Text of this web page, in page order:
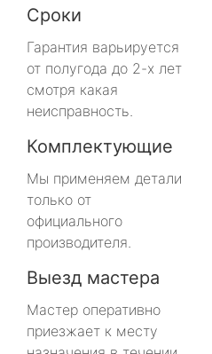
Сроки
Гарантия варьируется
от полугода до 2-х лет
смотря какая
неисправность.
Комплектующие
Мы применяем детали
только от
официального
производителя.
Выезд мастера
Мастер оперативно
приезжает к месту